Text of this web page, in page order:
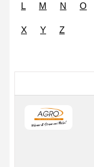
L M N O
X Y Z